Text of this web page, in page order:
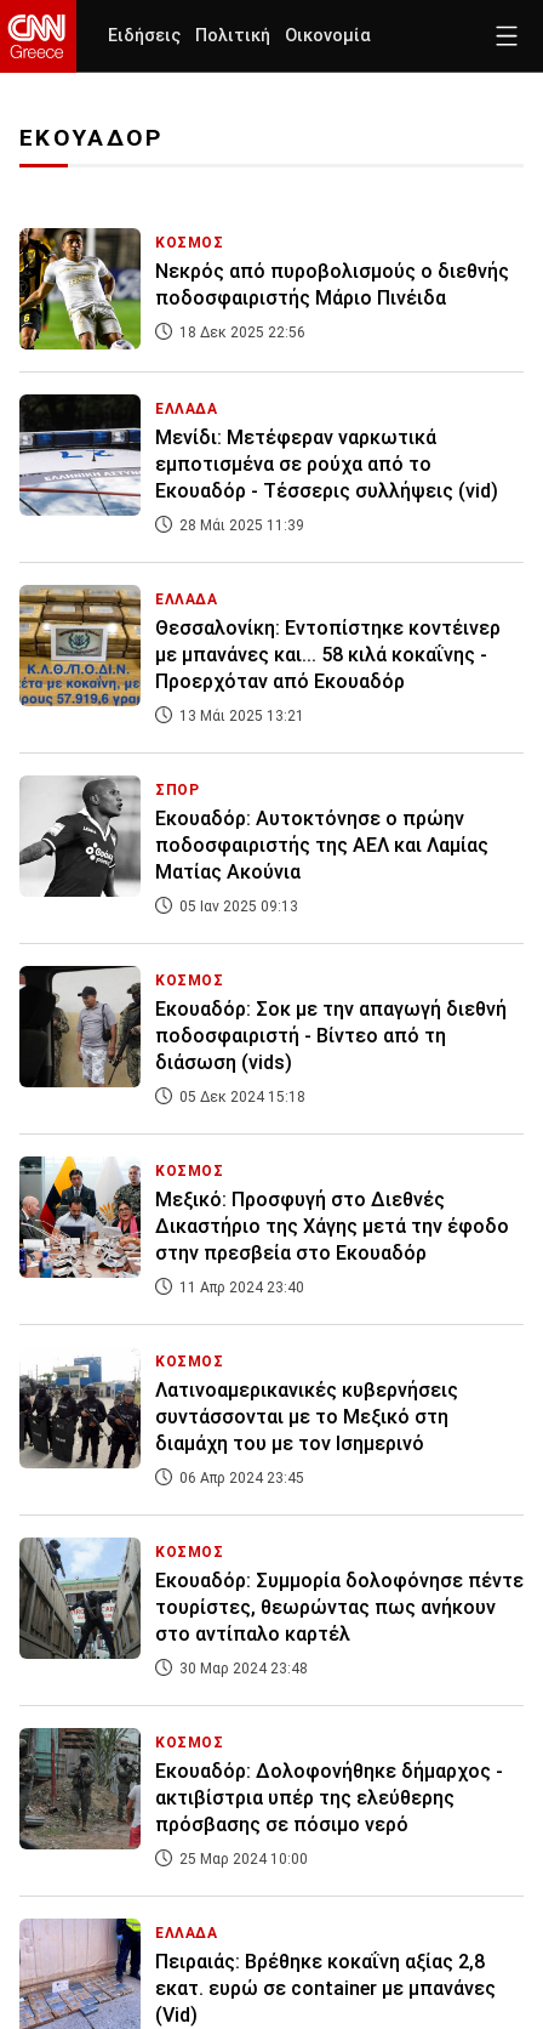
Ειδήσεις Πολιτική Οικονομία
ΕΚΟΥΑΔΟΡ
ΚΟΣΜΟΣ
Νεκρός από πυροβολισμούς ο διεθνής
ποδοσφαιριστής Μάριο Πινέιδα
18 Δεκ 2025 22:56
ΕΛΛΑΔΑ
Μενίδι: Μετέφεραν ναρκωτικά
εμποτισμένα σε ρούχα από το
Εκουαδόρ - Τέσσερις συλλήψεις (vid)
28 Μάι 2025 11:39
ΕΛΛΑΔΑ
Θεσσαλονίκη: Εντοπίστηκε κοντέινερ
με μπανάνες και... 58 κιλά κοκαΐνης -
Προερχόταν από Εκουαδόρ
13 Μάι 2025 13:21
ΣΠΟΡ
Εκουαδόρ: Αυτοκτόνησε ο πρώην
ποδοσφαιριστής της ΑΕΛ και Λαμίας
Ματίας Ακούνια
05 Ιαν 2025 09:13
ΚΟΣΜΟΣ
Εκουαδόρ: Σοκ με την απαγωγή διεθνή
ποδοσφαιριστή - Βίντεο από τη
διάσωση (vids)
05 Δεκ 2024 15:18
ΚΟΣΜΟΣ
Μεξικό: Προσφυγή στο Διεθνές
Δικαστήριο της Χάγης μετά την έφοδο
στην πρεσβεία στο Εκουαδόρ
11 Απρ 2024 23:40
ΚΟΣΜΟΣ
Λατινοαμερικανικές κυβερνήσεις
συντάσσονται με το Μεξικό στη
διαμάχη του με τον Ισημερινό
06 Απρ 2024 23:45
ΚΟΣΜΟΣ
Εκουαδόρ: Συμμορία δολοφόνησε πέντε
τουρίστες, θεωρώντας πως ανήκουν
στο αντίπαλο καρτέλ
30 Μαρ 2024 23:48
ΚΟΣΜΟΣ
Εκουαδόρ: Δολοφονήθηκε δήμαρχος -
ακτιβίστρια υπέρ της ελεύθερης
πρόσβασης σε πόσιμο νερό
25 Μαρ 2024 10:00
ΕΛΛΑΔΑ
Πειραιάς: Βρέθηκε κοκαΐνη αξίας 2,8
εκατ. ευρώ σε container με μπανάνες
(Vid)